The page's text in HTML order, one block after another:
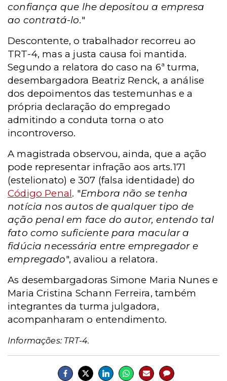
confiança que lhe depositou a empresa
ao contratá-lo."
Descontente, o trabalhador recorreu ao
TRT-4, mas a justa causa foi mantida.
Segundo a relatora do caso na 6ª turma,
desembargadora Beatriz Renck, a análise
dos depoimentos das testemunhas e a
própria declaração do empregado
admitindo a conduta torna o ato
incontroverso.
A magistrada observou, ainda, que a ação
pode representar infração aos arts.171
(estelionato) e 307 (falsa identidade) do
Código Penal. "Embora não se tenha
notícia nos autos de qualquer tipo de
ação penal em face do autor, entendo tal
fato como suficiente para macular a
fidúcia necessária entre empregador e
empregado", avaliou a relatora.
As desembargadoras Simone Maria Nunes e
Maria Cristina Schann Ferreira, também
integrantes da turma julgadora,
acompanharam o entendimento.
Informações: TRT-4.